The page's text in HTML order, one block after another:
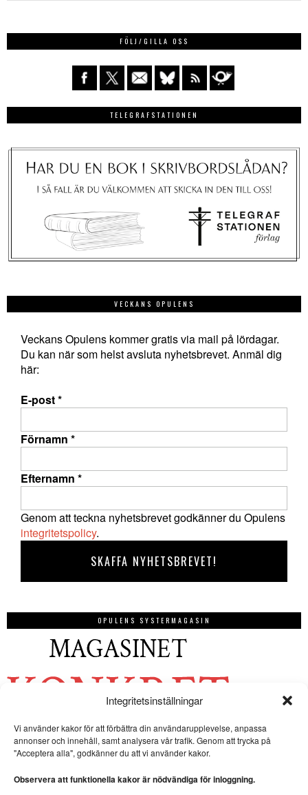
Integritetsinställningar
Vi använder kakor för att förbättra din användarupplevelse, anpassa
annonser och innehåll, samt analysera vår trafik. Genom att trycka på
"Acceptera alla", godkänner du att vi använder kakor.
Observera att funktionella kakor är nödvändiga för inloggning.
FÖLJ/GILLA OSS
TELEGRAFSTATIONEN
VECKANS OPULENS
Veckans Opulens kommer gratis via mail på lördagar.
Du kan när som helst avsluta nyhetsbrevet. Anmäl dig
här:
E-post*
Förnamn *
Efternamn *
Genom att teckna nyhetsbrevet godkänner du Opulens
integritetspolicy.
OPULENS SYSTERMAGASIN